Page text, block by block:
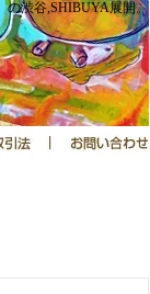
の渋谷,SHIBUYA展開。